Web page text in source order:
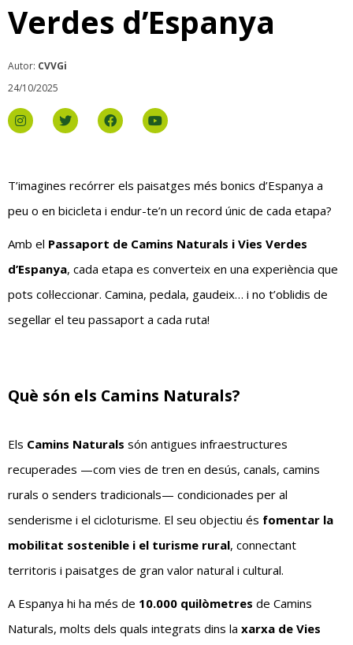
Verdes d’Espanya
Autor: CVVGi
24/10/2025
T’imagines recórrer els paisatges més bonics d’Espanya a
peu o en bicicleta i endur-te’n un record únic de cada etapa?
Amb el Passaport de Camins Naturals i Vies Verdes
d’Espanya, cada etapa es converteix en una experiència que
pots col·leccionar. Camina, pedala, gaudeix… i no t’oblidis de
segellar el teu passaport a cada ruta!
Què són els Camins Naturals?
Els Camins Naturals són antigues infraestructures
recuperades —com vies de tren en desús, canals, camins
rurals o senders tradicionals— condicionades per al
senderisme i el cicloturisme. El seu objectiu és fomentar la
mobilitat sostenible i el turisme rural, connectant
territoris i paisatges de gran valor natural i cultural.
A Espanya hi ha més de 10.000 quilòmetres de Camins
Naturals, molts dels quals integrats dins la xarxa de Vies